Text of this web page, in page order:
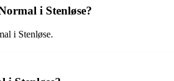
i Stenløse?
i Stenløse.